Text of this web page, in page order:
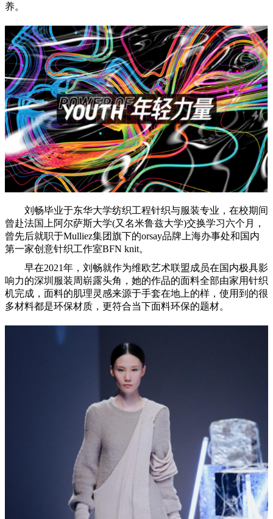
养。
刘畅毕业于东华大学纺织工程针织与服装专业，在校期间
曾赴法国上阿尔萨斯大学(又名米鲁兹大学)交换学习六个月，
曾先后就职于Mulliez集团旗下的orsay品牌上海办事处和国内
第一家创意针织工作室BFN knit。
早在2021年，刘畅就作为维欧艺术联盟成员在国内极具影
响力的深圳服装周崭露头角，她的作品的面料全部由家用针织
机完成，面料的肌理灵感来源于手套在地上的样，使用到的很
多材料都是环保材质，更符合当下面料环保的题材。